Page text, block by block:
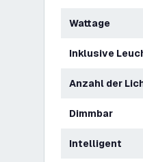
Wattage
Inklusive
Anzahl der
Dimmbar
Intelligent